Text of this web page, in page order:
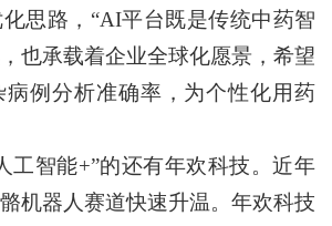
思路，“AI平台既是传统中药智
也承载着企业全球化愿景，希望
例分析准确率，为个性化用药
智能+”的还有年欢科技。近年
机器人赛道快速升温。年欢科技